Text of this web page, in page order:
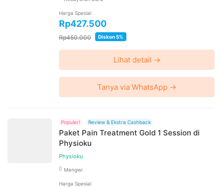
setelah waktu perubahan
Harga paket sudah termasuk biaya administrasi, convenience
fee, biaya pemeliharaan platform.
Harga Spesial
Rp427.500
Rp450.000 Diskon 5%
Lihat detail →
Tanya via WhatsApp →
Populer! Review & Ekstra Cashback
Paket Pain Treatment Gold 1 Session di
Physioku
Physioku
Mengwi
Harga Spesial